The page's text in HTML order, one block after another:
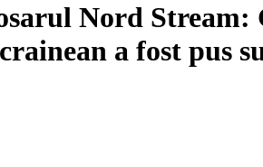
Nord
a fost pus